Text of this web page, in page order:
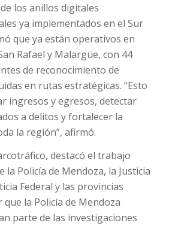
los anillos digitales
ya implementados en el Sur
que ya están operativos en
Rafael y Malargüe, con 44
de reconocimiento de
en rutas estratégicas. “Esto
ingresos y egresos, detectar
a delitos y fortalecer la
la región”, afirmó.
destacó el trabajo
Policía de Mendoza, la Justicia
Federal y las provincias
que la Policía de Mendoza
parte de las investigaciones